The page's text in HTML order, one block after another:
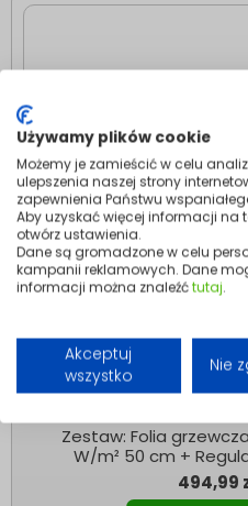
Używamy plików cookie
Możemy je zamieścić w celu
ulepszenia naszej strony
zapewnienia Państwu
Aby uzyskać więcej informacji na
otwórz ustawienia.
Dane są gromadzone w celu
kampanii reklamowych. Dane
informacji można znaleźćtutaj.
Akceptuj
wszystko
Nie
Zestaw: Folia
W/m² 50 cm +
494,99